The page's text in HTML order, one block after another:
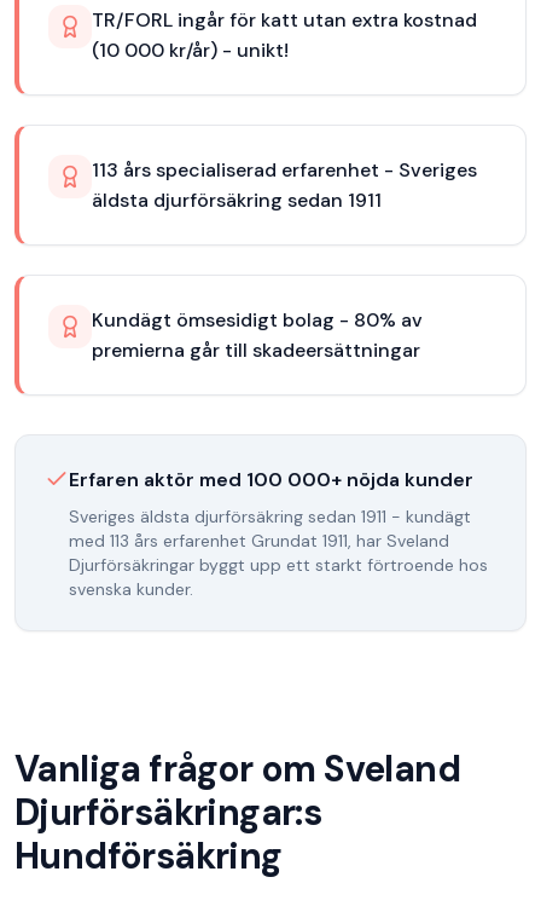
TR/FORL ingår för katt utan extra kostnad
(10 000 kr/år) - unikt!
113 års specialiserad erfarenhet - Sveriges
äldsta djurförsäkring sedan 1911
Kundägt ömsesidigt bolag - 80% av
premierna går till skadeersättningar
Erfaren aktör med 100 000+ nöjda kunder
Sveriges äldsta djurförsäkring sedan 1911 - kundägt
med 113 års erfarenhet Grundat 1911, har Sveland
Djurförsäkringar byggt upp ett starkt förtroende hos
svenska kunder.
Vanliga frågor om Sveland
Djurförsäkringar:s
Hundförsäkring